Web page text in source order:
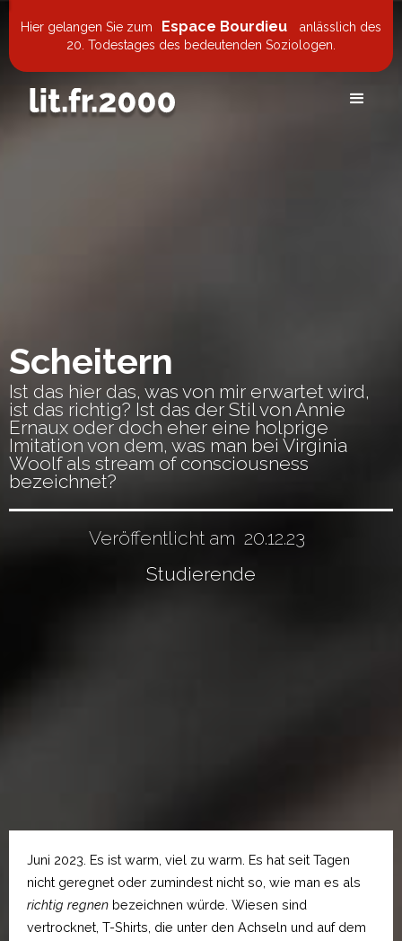
Hier gelangen Sie zum Espace Bourdieu
anlässlich des
20. Todestages des bedeutenden Soziologen.
Scheitern
Ist das hier das, was von mir erwartet wird,
ist das richtig? Ist das der Stil von Annie
Ernaux oder doch eher eine holprige
Imitation von dem, was man bei Virginia
Woolf als stream of consciousness
bezeichnet?
Veröffentlicht am 20.12.23
Studierende
Juni 2023. Es ist warm, viel zu warm. Es hat seit Tagen
nicht geregnet oder zumindest nicht so, wie man es als
richtig regnen bezeichnen würde. Wiesen sind
vertrocknet, T-Shirts, die unter den Achseln und auf dem